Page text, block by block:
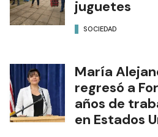
juguetes
SOCIEDAD
María
regresó a
años de
en Estados